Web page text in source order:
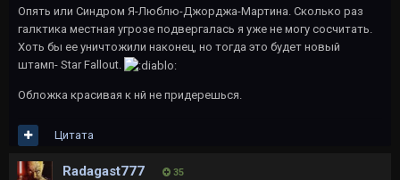
Опять или Синдром Я-Люблю-Джорджа-Мартина. Сколько раз
галктика местная угрозе подвергалась я уже не могу сосчитать.
Хоть бы ее уничтожили наконец, но тогда это будет новый
штамп- Star Fallout.
Обложка красивая к нй не придерешься.
Цитата
Radagast777 35